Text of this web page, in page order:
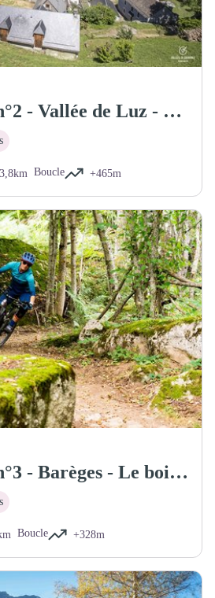
Circuit VTT n°2 - Vallée de Luz - Le bassin de Luz
Boucle +465m
Circuit VTT n°3 - Barèges - Le bois de Colas
Boucle +328m